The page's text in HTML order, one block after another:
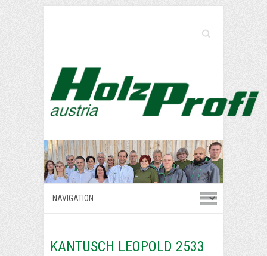
Search
KANTUSCH LEOPOLD 2533